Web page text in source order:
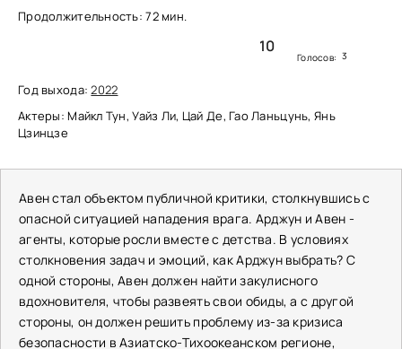
Продолжительность: 72 мин.
10
Голосов: 3
Год выхода:2022
Актеры: Майкл Тун, Уайз Ли, Цай Де, Гао Ланьцунь, Янь
Цзинцзе
Авен стал объектом публичной критики, столкнувшись с
опасной ситуацией нападения врага. Арджун и Авен -
агенты, которые росли вместе с детства. В условиях
столкновения задач и эмоций, как Арджун выбрать? С
одной стороны, Авен должен найти закулисного
вдохновителя, чтобы развеять свои обиды, а с другой
стороны, он должен решить проблему из-за кризиса
безопасности в Азиатско-Тихоокеанском регионе,